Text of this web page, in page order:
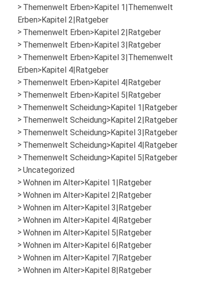
Themenwelt Erben>Kapitel 1|Themenwelt
Erben>Kapitel 2|Ratgeber
Themenwelt Erben>Kapitel 2|Ratgeber
Themenwelt Erben>Kapitel 3|Ratgeber
Themenwelt Erben>Kapitel 3|Themenwelt
Erben>Kapitel 4|Ratgeber
Themenwelt Erben>Kapitel 4|Ratgeber
Themenwelt Erben>Kapitel 5|Ratgeber
Themenwelt Scheidung>Kapitel 1|Ratgeber
Themenwelt Scheidung>Kapitel 2|Ratgeber
Themenwelt Scheidung>Kapitel 3|Ratgeber
Themenwelt Scheidung>Kapitel 4|Ratgeber
Themenwelt Scheidung>Kapitel 5|Ratgeber
Uncategorized
Wohnen im Alter>Kapitel 1|Ratgeber
Wohnen im Alter>Kapitel 2|Ratgeber
Wohnen im Alter>Kapitel 3|Ratgeber
Wohnen im Alter>Kapitel 4|Ratgeber
Wohnen im Alter>Kapitel 5|Ratgeber
Wohnen im Alter>Kapitel 6|Ratgeber
Wohnen im Alter>Kapitel 7|Ratgeber
Wohnen im Alter>Kapitel 8|Ratgeber